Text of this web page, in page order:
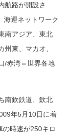
航路が開設さ
海運ネットワーク
南アジア、東北
東、マカオ、
/赤湾⇔世界各地
南欽鉄道、欽北
年5月10日に着
の時速が250キロ